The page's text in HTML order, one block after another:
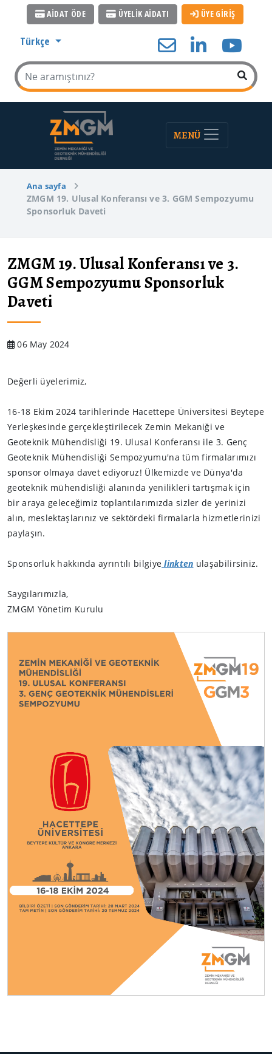
AİDAT ÖDE ÜYELİK AİDATI ÜYE GİRİŞ
Türkçe
MENÜ
Ana sayfa
ZMGM 19. Ulusal Konferansı ve 3. GGM Sempozyumu
Sponsorluk Daveti
ZMGM 19. Ulusal Konferansı ve 3.
GGM Sempozyumu Sponsorluk
Daveti
06 May 2024
Değerli üyelerimiz,
16-18 Ekim 2024 tarihlerinde Hacettepe Üniversitesi Beytepe
Yerleşkesinde gerçekleştirilecek Zemin Mekaniği ve
Geoteknik Mühendisliği 19. Ulusal Konferansı ile 3. Genç
Geoteknik Mühendisliği Sempozyumu'na tüm firmalarımızı
sponsor olmaya davet ediyoruz! Ülkemizde ve Dünya'da
geoteknik mühendisliği alanında yenilikleri tartışmak için
bir araya geleceğimiz toplantılarımızda sizler de yerinizi
alın, meslektaşlarınız ve sektördeki firmalarla hizmetlerinizi
paylaşın.
Sponsorluk hakkında ayrıntılı bilgiye linkten ulaşabilirsiniz.
Saygılarımızla,
ZMGM Yönetim Kurulu